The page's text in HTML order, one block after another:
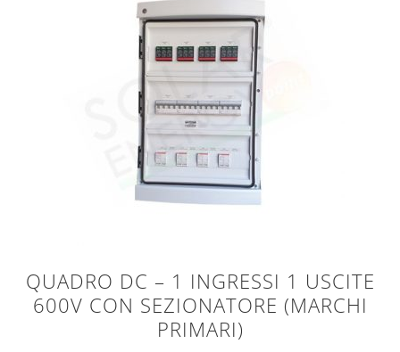
QUADRO DC – 1 INGRESSI 1 USCITE
600V CON SEZIONATORE (MARCHI
PRIMARI)